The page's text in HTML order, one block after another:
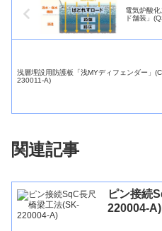
電気炉酸
ド舗装」
浅層埋設用防護板「浅MYディフェンダー」
230011-A)
関連記事
ピン接続
220004-A)